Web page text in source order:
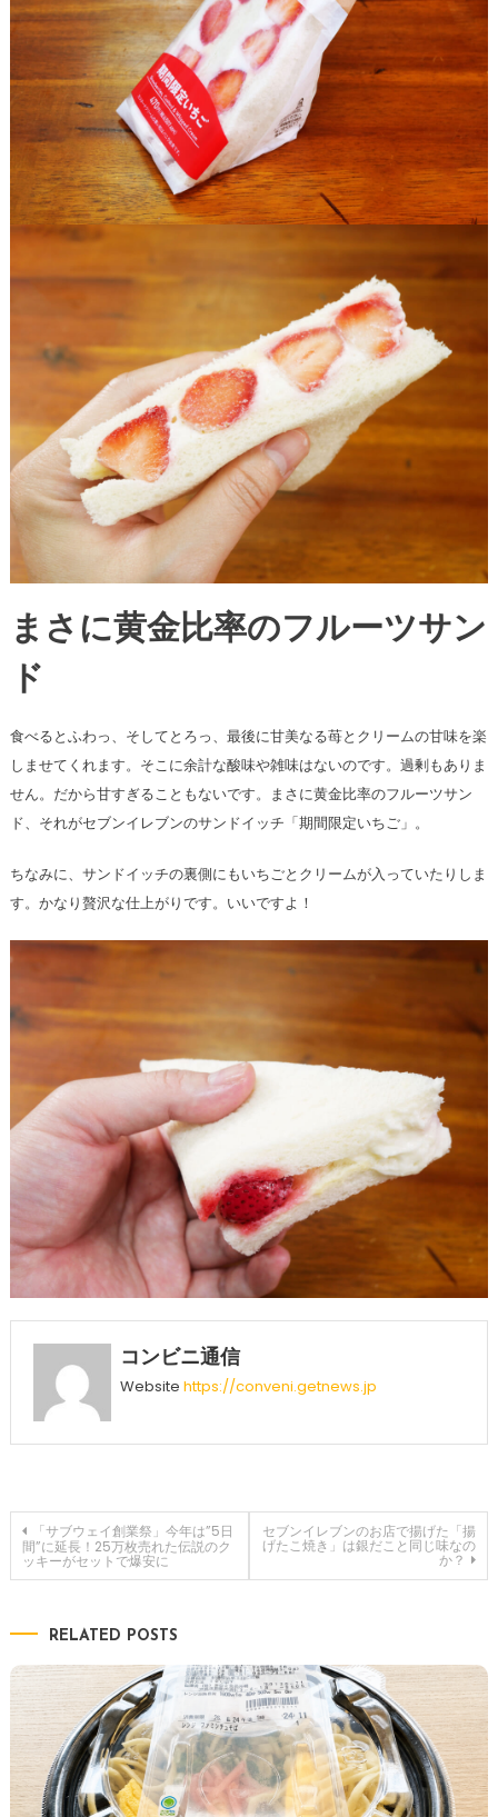
まさに黄金比率のフルーツサン
ド
食べるとふわっ、そしてとろっ、最後に甘美なる苺とクリームの甘味を楽
しませてくれます。そこに余計な酸味や雑味はないのです。過剰もありま
せん。だから甘すぎることもないです。まさに黄金比率のフルーツサン
ド、それがセブンイレブンのサンドイッチ「期間限定いちご」。
ちなみに、サンドイッチの裏側にもいちごとクリームが入っていたりしま
す。かなり贅沢な仕上がりです。いいですよ！
コンビニ通信
Website https://conveni.getnews.jp
投
稿
ナ
ビ
ゲ
ー
「サブウェイ創業祭」今年は”5日
間”に延長！25万枚売れた伝説のク
ッキーがセットで爆安に
セブンイレブンのお店で揚げた「揚
げたこ焼き」は銀だこと同じ味なの
か？
RELATED POSTS